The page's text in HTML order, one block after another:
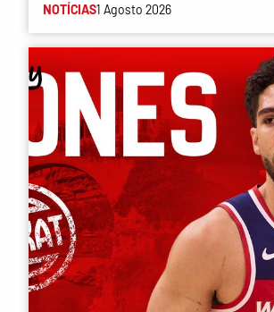
NOTÍCIAS1 Agosto 2026